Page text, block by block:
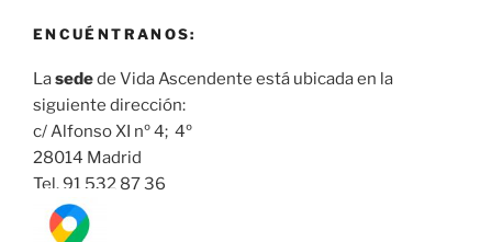
ENCUÉNTRANOS:
Lasedede Vida Ascendente está ubicada en la
siguiente dirección:
c/ Alfonso XI nº 4; 4º
28014 Madrid
Tel. 91 532 87 36